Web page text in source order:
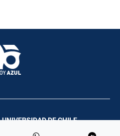
DE CHILE
y Producciones | 2023